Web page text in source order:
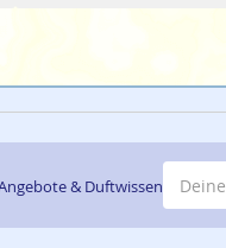
& Duftwissen